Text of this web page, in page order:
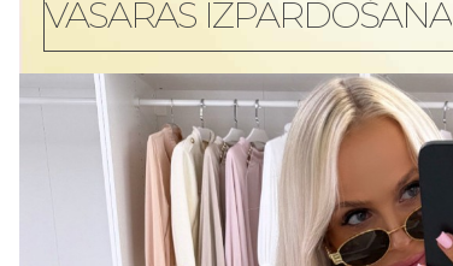
VASARAS IZPĀRDOŠANA